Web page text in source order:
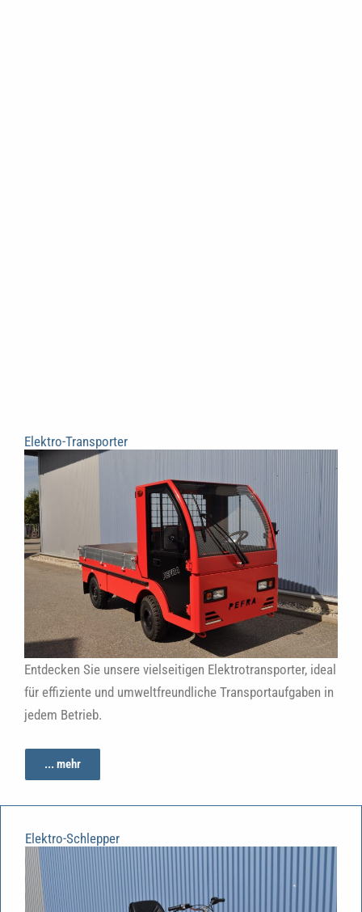
Elektro-Transporter
Entdecken Sie unsere vielseitigen Elektrotransporter, ideal
für effiziente und umweltfreundliche Transportaufgaben in
jedem Betrieb.
... mehr
Elektro-Schlepper